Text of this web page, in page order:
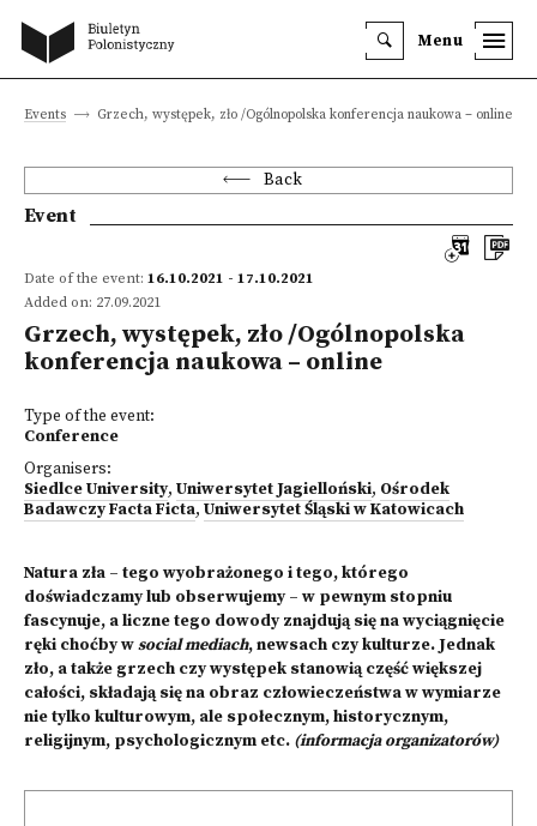
Menu
Events Grzech, występek, zło /Ogólnopolska konferencja naukowa – online
Back
Event
Date of the event: 16.10.2021 - 17.10.2021
Added on: 27.09.2021
Grzech, występek, zło /Ogólnopolska
konferencja naukowa – online
Type of the event:
Conference
Organisers:
Siedlce University, Uniwersytet Jagielloński, Ośrodek
Badawczy Facta Ficta, Uniwersytet Śląski w Katowicach
Natura zła – tego wyobrażonego i tego, którego
doświadczamy lub obserwujemy – w pewnym stopniu
fascynuje, a liczne tego dowody znajdują się na wyciągnięcie
ręki choćby wsocial mediach, newsach czy kulturze. Jednak
zło, a także grzech czy występek stanowią część większej
całości, składają się na obraz człowieczeństwa w wymiarze
nie tylko kulturowym, ale społecznym, historycznym,
religijnym, psychologicznym etc. (informacja organizatorów)